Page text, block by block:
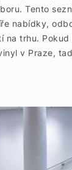
Tento
nabídky,
na trhu.
v Praze,